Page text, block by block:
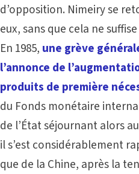
d’opposition. Nimeiry se
eux, sans que cela ne
En 1985, une grève
l’annonce de
produits de première
du Fonds monétaire
de l’État séjournant alors
il s’est considérablement
que de la Chine, après la